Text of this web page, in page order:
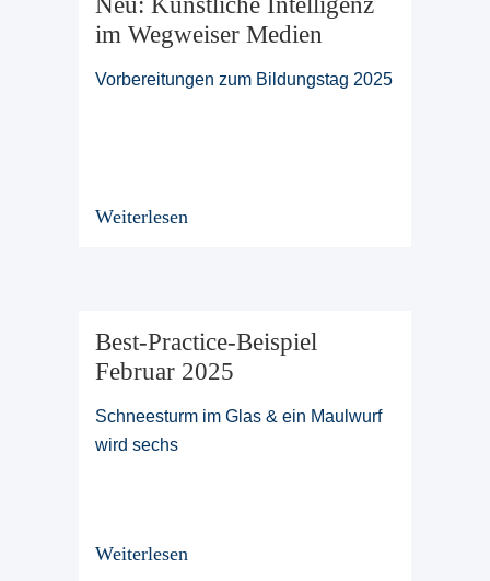
im Wegweiser Medien
Vorbereitungen zum Bildungstag 2025
Weiterlesen
Best-Practice-Beispiel
Februar 2025
Schneesturm im Glas & ein Maulwurf
wird sechs
Weiterlesen